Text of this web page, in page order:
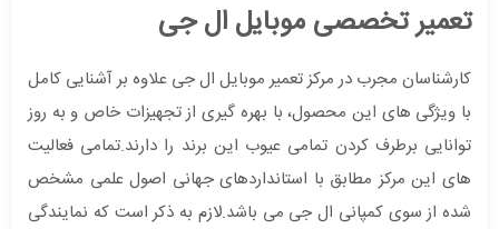
تعمیر تخصصی موبایل ال جی
کارشناسان مجرب در مرکز تعمیر موبایل ال جی علاوه بر آشنایی کامل
با ویژگی های این محصول، با بهره گیری از تجهیزات خاص و به روز
توانایی برطرف کردن تمامی عیوب این برند را دارند.تمامی فعالیت
های این مرکز مطابق با استانداردهای جهانی اصول علمی مشخص
شده از سوی کمپانی ال جی می باشد.لازم به ذکر است که نمایندگی